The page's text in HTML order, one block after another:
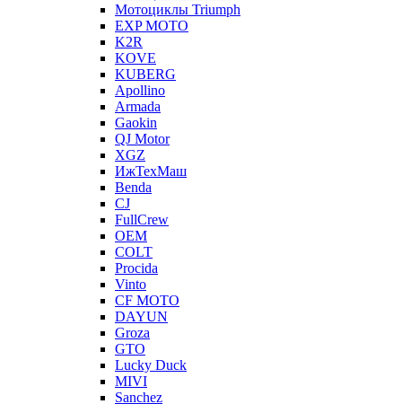
Мотоциклы Triumph
EXP MOTO
K2R
KOVE
KUBERG
Apollino
Armada
Gaokin
QJ Motor
XGZ
ИжТехМаш
Benda
CJ
FullCrew
OEM
COLT
Procida
Vinto
CF MOTO
DAYUN
Groza
GTO
Lucky Duck
MIVI
Sanchez